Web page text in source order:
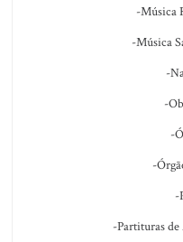
-Música
-Música
-
-
-
-
-
-Partituras